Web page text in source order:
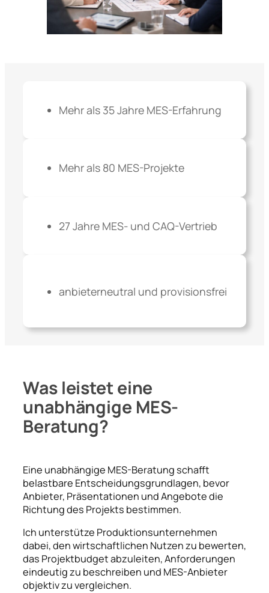
Mehr als 35 Jahre MES-Erfahrung
Mehr als 80 MES-Projekte
27 Jahre MES- und CAQ-Vertrieb
anbieterneutral und provisionsfrei
Was leistet eine
unabhängige MES-
Beratung?
Eine unabhängige MES-Beratung schafft
belastbare Entscheidungsgrundlagen, bevor
Anbieter, Präsentationen und Angebote die
Richtung des Projekts bestimmen.
Ich unterstütze Produktionsunternehmen
dabei, den wirtschaftlichen Nutzen zu bewerten,
das Projektbudget abzuleiten, Anforderungen
eindeutig zu beschreiben und MES-Anbieter
objektiv zu vergleichen.